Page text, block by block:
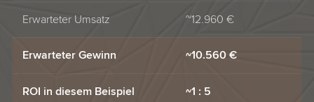
Erwarteter Umsatz ~12.960 €
Erwarteter Gewinn ~10.560 €
ROI in diesem Beispiel ~1 : 5